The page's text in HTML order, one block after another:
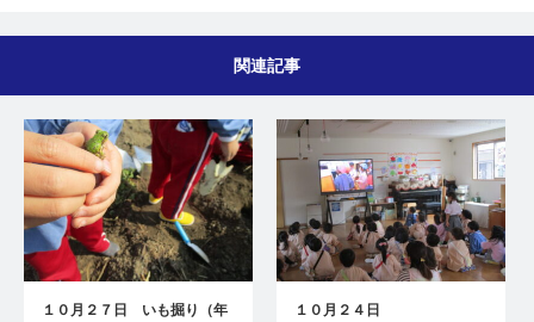
関連記事
１０月２７日 いも掘り（年
１０月２４日